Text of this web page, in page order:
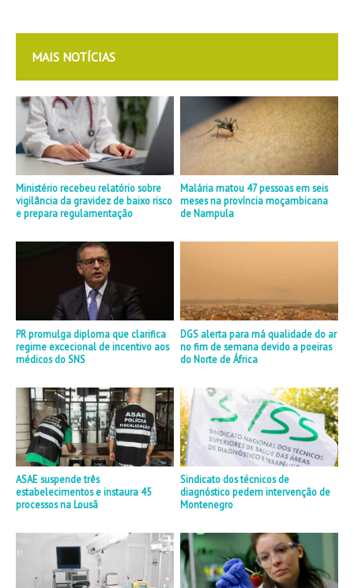
MAIS NOTÍCIAS
Ministério recebeu relatório sobre
vigilância da gravidez de baixo risco
e prepara regulamentação
Malária matou 47 pessoas em seis
meses na província moçambicana
de Nampula
PR promulga diploma que clarifica
regime excecional de incentivo aos
médicos do SNS
DGS alerta para má qualidade do ar
no fim de semana devido a poeiras
do Norte de África
ASAE suspende três
estabelecimentos e instaura 45
processos na Lousã
Sindicato dos técnicos de
diagnóstico pedem intervenção de
Montenegro